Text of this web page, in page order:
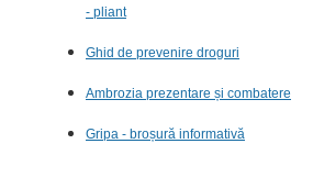
- pliant
Ghid de prevenire droguri
Ambrozia prezentare și combatere
Gripa - broșură informativă